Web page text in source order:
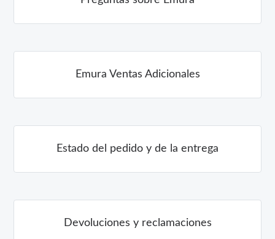
Emura Ventas Adicionales
Estado del pedido y de la entrega
Devoluciones y reclamaciones